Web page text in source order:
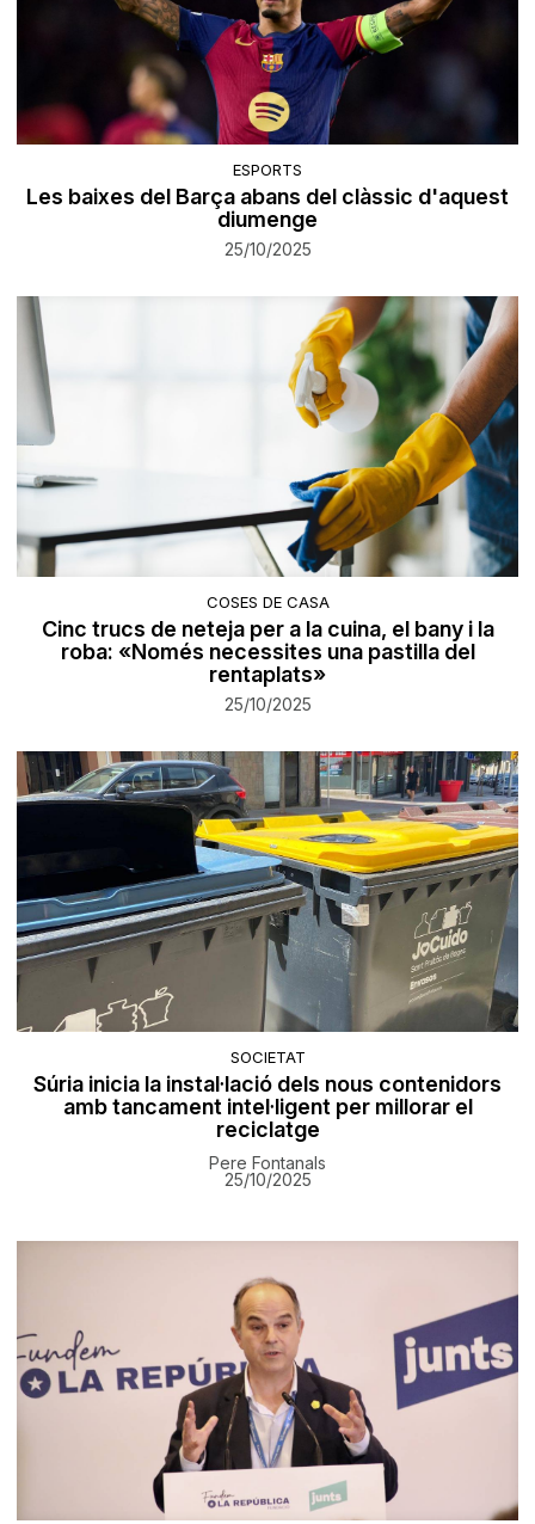
ESPORTS
Les baixes del Barça abans del clàssic d'aquest
diumenge
25/10/2025
COSES DE CASA
Cinc trucs de neteja per a la cuina, el bany i la
roba: «Només necessites una pastilla del
rentaplats»
25/10/2025
SOCIETAT
Súria inicia la instal·lació dels nous contenidors
amb tancament intel·ligent per millorar el
reciclatge
Pere Fontanals
25/10/2025